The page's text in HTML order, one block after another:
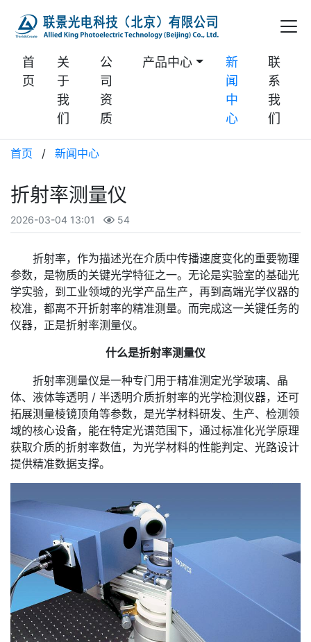
首
页
关
于
我
们
公
司
资
质
产品中心
新
闻
中
心
联
系
我
们
首页 / 新闻中心
折射率测量仪
2026-03-04 13:01 54
折射率，作为描述光在介质中传播速度变化的重要物理
参数，是物质的关键光学特征之一。无论是实验室的基础光
学实验，到工业领域的光学产品生产，再到高端光学仪器的
校准，都离不开折射率的精准测量。而完成这一关键任务的
仪器，正是折射率测量仪。
什么是折射率测量仪
折射率测量仪是一种专门用于精准测定光学玻璃、晶
体、液体等透明 / 半透明介质折射率的光学检测仪器，还可
拓展测量棱镜顶角等参数，是光学材料研发、生产、检测领
域的核心设备，能在特定光谱范围下，通过标准化光学原理
获取介质的折射率数值，为光学材料的性能判定、光路设计
提供精准数据支撑。